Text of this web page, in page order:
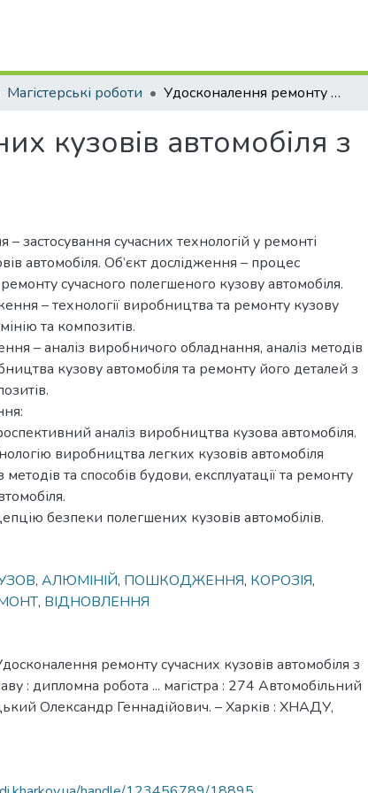
Магістерські роботи Удосконалення ремонту сучасних кузовів автомобіля з алюмінієвого сплаву
кузовів автомобіля з
– застосування сучасних технологій у ремонті
автомобіля. Об’єкт дослідження – процес
сучасного полегшеного кузову автомобіля.
– технології виробництва та ремонту кузову
та композитів.
– аналіз виробничого обладнання, аналіз методів
кузову автомобіля та ремонту його деталей з
аналіз виробництва кузова автомобіля.
виробництва легких кузовів автомобіля
та способів будови, експлуатації та ремонту
безпеки полегшених кузовів автомобілів.
, АЛЮМІНІЙ, ПОШКОДЖЕННЯ, КОРОЗІЯ,
, ВІДНОВЛЕННЯ
ремонту сучасних кузовів автомобіля з
: дипломна робота ... магістра : 274 Автомобільний
Олександр Геннадійович. – Харків : ХНАДУ,